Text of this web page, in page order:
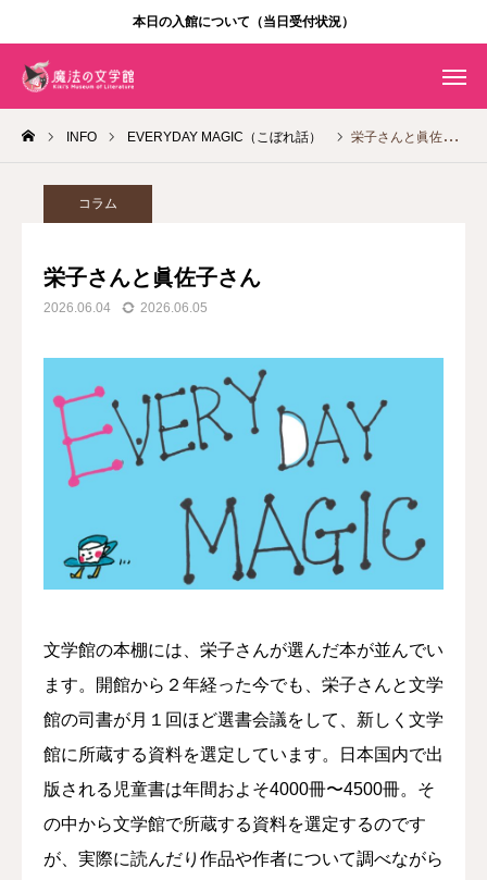
本日の入館について（当日受付状況）
INFO EVERYDAY MAGIC（こぼれ話） 栄子さんと眞佐子さん
コラム
栄子さんと眞佐子さん
2026.06.04 2026.06.05
文学館の本棚には、栄子さんが選んだ本が並んでい
ます。開館から２年経った今でも、栄子さんと文学
館の司書が月１回ほど選書会議をして、新しく文学
館に所蔵する資料を選定しています。日本国内で出
版される児童書は年間およそ4000冊〜4500冊。そ
の中から文学館で所蔵する資料を選定するのです
が、実際に読んだり作品や作者について調べながら
入館方法
Instagram ENGLISH
利用案内
企画展
ニュース
団体利用